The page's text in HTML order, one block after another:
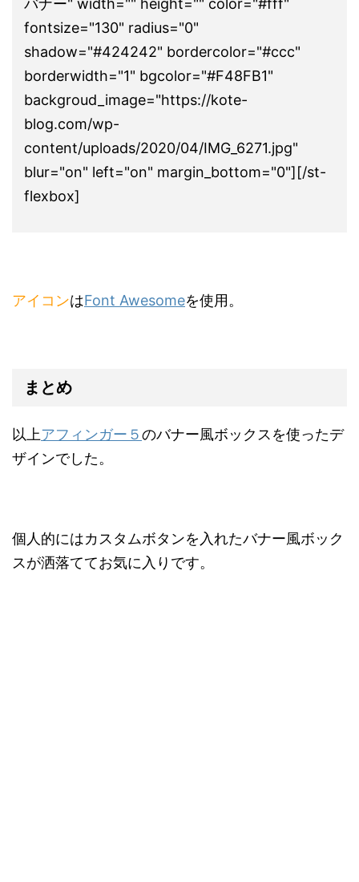
バナー" width="" height="" color="#fff"
fontsize="130" radius="0"
shadow="#424242" bordercolor="#ccc"
borderwidth="1" bgcolor="#F48FB1"
backgroud_image="https://kote-
blog.com/wp-
content/uploads/2020/04/IMG_6271.jpg"
blur="on" left="on" margin_bottom="0"][/st-
flexbox]
アイコンはFont Awesomeを使用。
まとめ
以上アフィンガー５のバナー風ボックスを使ったデ
ザインでした。
個人的にはカスタムボタンを入れたバナー風ボック
スが洒落ててお気に入りです。